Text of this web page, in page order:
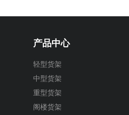
产品中心
轻型货架
中型货架
重型货架
阁楼货架